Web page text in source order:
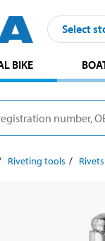
Select
BIKE
Riveting tools Rivets